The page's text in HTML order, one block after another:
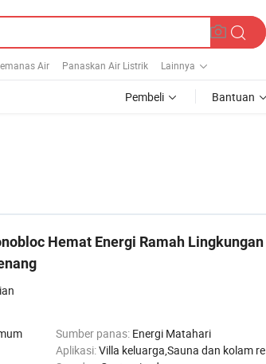
Air Panaskan Air Listrik Lainnya
Pembeli Bantuan
Hemat Energi Ramah Lingkungan
Sumber panas: Energi Matahari
Aplikasi:Villa keluarga,Sauna dan kolam renang,Hotel,Rumah Sakit Pabrik,Apartemen untuk Pelajar,Salon Kecantikan